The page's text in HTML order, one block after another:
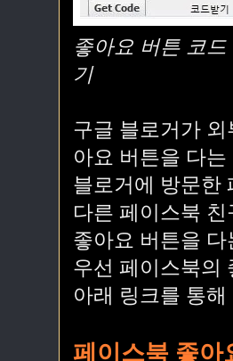
좋아요 버튼 코
기
구글 블로거가
아요 버튼을 다는
블로거에 방문한
다른 페이스북
좋아요 버튼을
우선 페이스북의
아래 링크를 통
페이스북 좋아